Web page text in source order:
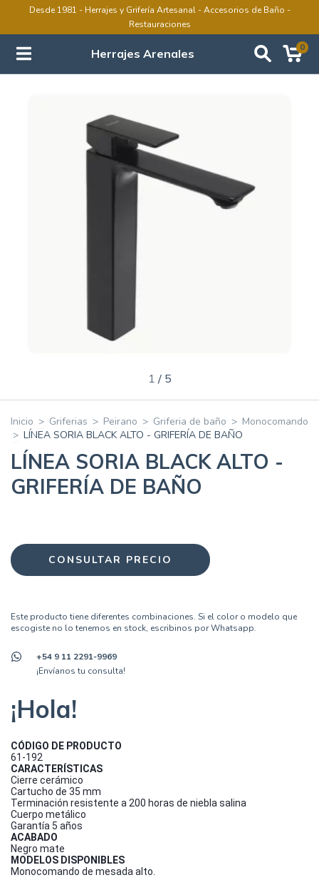
Desde 1981 - Herrajes y Grifería Artesanal - Accesorios de Baño -
Restauraciones
Herrajes Arenales 0
1 / 5
Inicio > Griferias > Peirano > Griferia de baño > Monocomando
> LÍNEA SORIA BLACK ALTO - GRIFERÍA DE BAÑO
LÍNEA SORIA BLACK ALTO -
GRIFERÍA DE BAÑO
Este producto tiene diferentes combinaciones. Si el color o modelo que
escogiste no lo tenemos en stock, escribinos por Whatsapp.
+54 9 11 2291-9969
¡Envíanos tu consulta!
¡Hola!
CÓDIGO DE PRODUCTO
61-192
CARACTERÍSTICAS
Cierre cerámico
Cartucho de 35 mm
Terminación resistente a 200 horas de niebla salina
Cuerpo metálico
Garantía 5 años
ACABADO
Negro mate
MODELOS DISPONIBLES
Monocomando de mesada alto.